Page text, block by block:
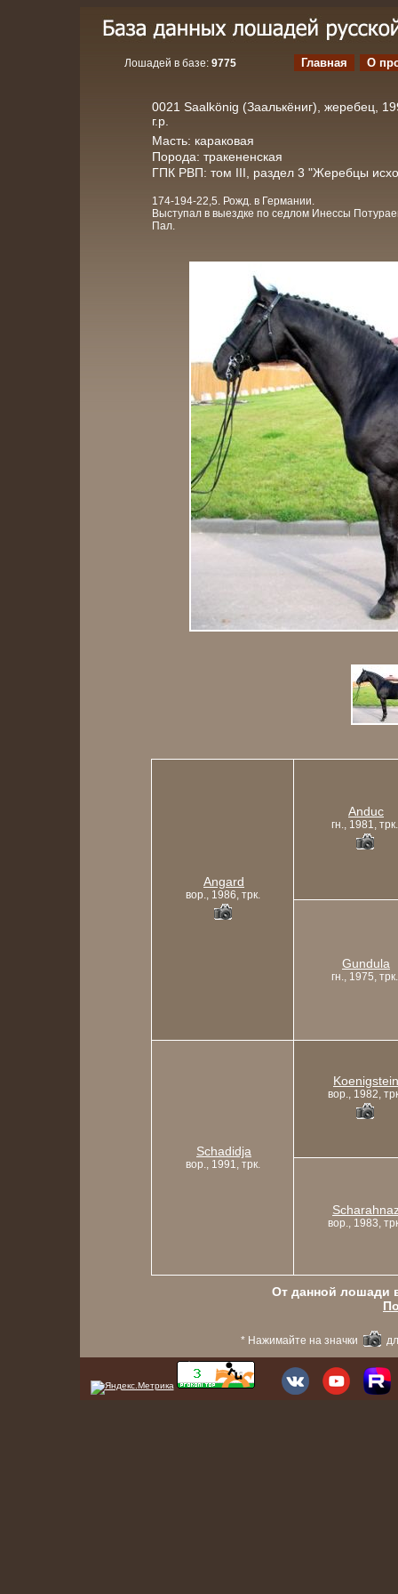
Лошадей в базе: 9775 Главная О
0021 Saalkönig (Заалькёниг), жеребец,
г.р.
Масть: караковая
Порода: тракененская
ГПК РВП: том III, раздел 3 "Жеребцы
174-194-22,5. Рожд. в Германии.
Выступал в выездке по седлом Инессы
Пал.
Angard
вор., 1986, трк.
Anduc
гн., 1981, трк.
Gundula
гн., 1975, трк.
Schadidja
вор., 1991, трк.
Koenigstein
вор., 1982,
вор., 1983,
От данной лошади
* Нажимайте на значки